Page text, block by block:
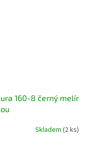
160-8 černý melír
Skladem (2 ks)